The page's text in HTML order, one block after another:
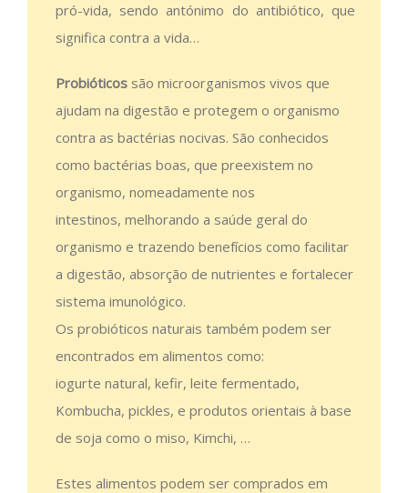
pró-vida, sendo antónimo do antibiótico, que
significa contra a vida…
Probióticos são microorganismos vivos que
ajudam na digestão e protegem o organismo
contra as bactérias nocivas. São conhecidos
como bactérias boas, que preexistem no
organismo, nomeadamente nos
intestinos, melhorando a saúde geral do
organismo e trazendo benefícios como facilitar
a digestão, absorção de nutrientes e fortalecer
sistema imunológico.
Os probióticos naturais também podem ser
encontrados em alimentos como:
iogurte natural, kefir, leite fermentado,
Kombucha, pickles, e produtos orientais à base
de soja como o miso, Kimchi, …
Estes alimentos podem ser comprados em